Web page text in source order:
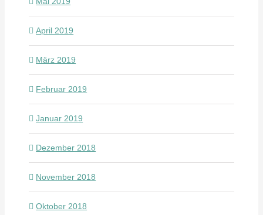
April 2019
März 2019
Februar 2019
Januar 2019
Dezember 2018
November 2018
Oktober 2018